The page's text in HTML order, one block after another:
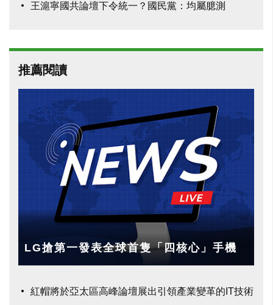
王滬寧國共論壇下令統一？國民黨：均屬臆測
推薦閱讀
LG搶第一發表全球首隻「四核心」手機
紅帽將於亞太區高峰論壇展出引領產業變革的IT技術